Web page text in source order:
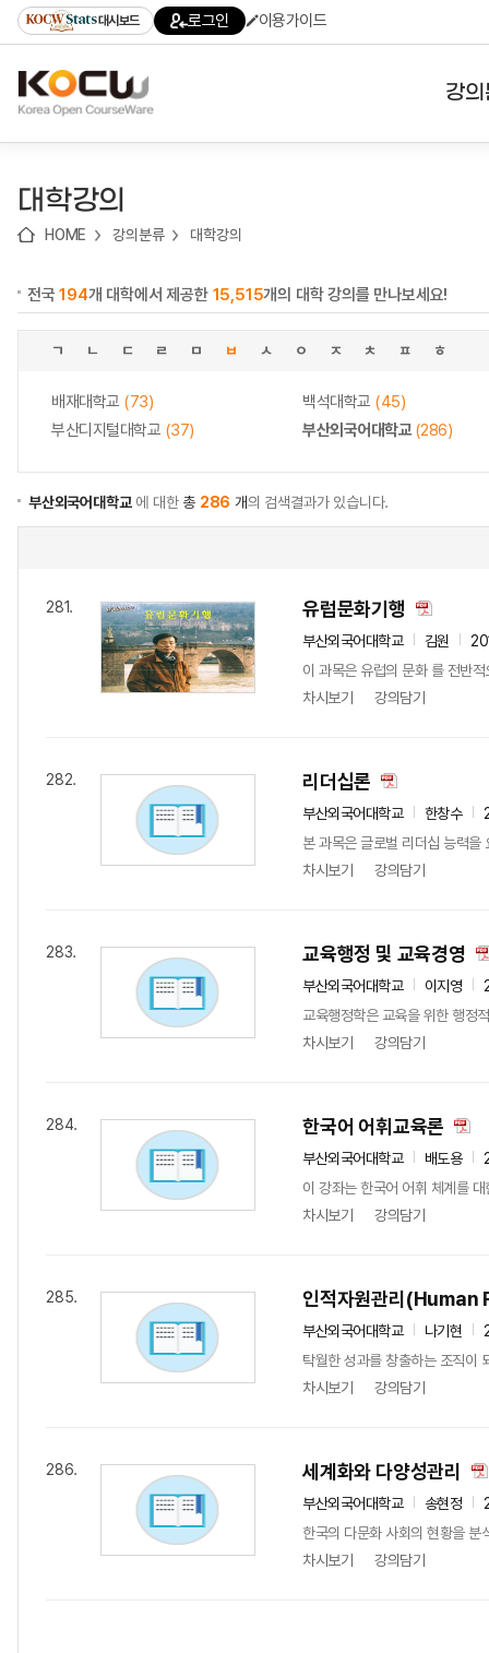
기
기
기
content)
가
대시보드 로그인 이용가이드
강
대학강의
HOME 강의분류 대학강의
전국194개 대학에서 제공한 15,515개의 대학 강의를 만나보세요!
ㄱ ㄴ ㄷ ㄹ ㅁ ㅂ ㅅ ㅇ ㅈ ㅊ ㅍ ㅎ
배재대학교 (73) 백석대학교 (45)
부산디지털대학교 (37) 부산외국어대학교(286)
부산외국어대학교에 대한총 286 개의 검색결과가 있습니다.
281. 유럽문화기행
부산외국어대학교 김원
이 과목은 유럽의 문화 를 전반
차시보기
강의담기
282. 리더십론
부산외국어대학교 한창수
본 과목은 글로벌 리더십 능력
차시보기
강의담기
283. 교육행정 및 교육경영
부산외국어대학교 이지영
교육행정학은 교육을 위한 행정
차시보기
강의담기
284. 한국어 어휘교육론
부산외국어대학교 배도용
이 강좌는 한국어 어휘 체계를
차시보기
강의담기
285. 인적자원관리
부산외국어대학교 나기현
탁월한 성과를 창출하는 조직이
차시보기
강의담기
286. 세계화와 다양성관리
부산외국어대학교 송현정
한국의 다문화 사회의 현황을 분
차시보기
강의담기